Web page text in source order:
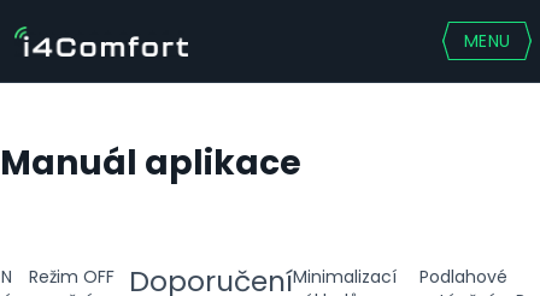
MENU
Manuál aplikace
Režim OFF
DoporučeníMinimalizací
Podlahové